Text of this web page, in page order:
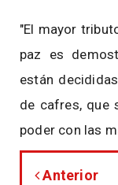
"El mayor
paz es
están
de cafres, que
poder con las
Anterior